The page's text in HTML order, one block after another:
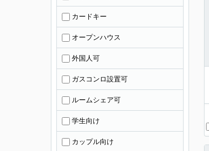
カードキー
オープンハウス
外国人可
ガスコンロ設置可
ルームシェア可
学生向け
カップル向け